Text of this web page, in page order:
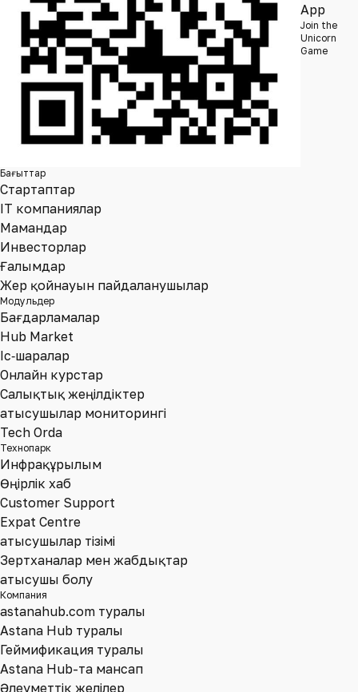
App
Join the
Unicorn
Game
Бағыттар
Стартаптар
IT компаниялар
Мамандар
Инвесторлар
Ғалымдар
Жер қойнауын пайдаланушылар
Модульдер
Бағдарламалар
Hub Market
Іс‑шаралар
Онлайн курстар
Салықтық жеңілдіктер
Қатысушылар мониторингі
Tech Orda
Технопарк
Инфрақұрылым
Өңірлік хаб
Customer Support
Expat Centre
Қатысушылар тізімі
Зертханалар мен жабдықтар
Қатысушы болу
Компания
astanahub.com туралы
Astana Hub туралы
Геймификация туралы
Astana Hub-та мансап
Әлеуметтік желілер